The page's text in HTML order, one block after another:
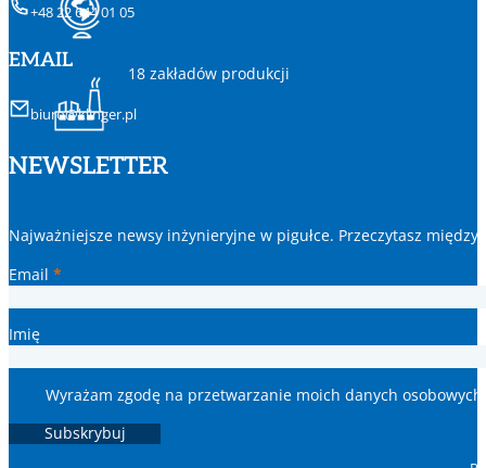
18 zakładów produkcji
+48 22 644 01 05
EMAIL
biuro@klinger.pl
NEWSLETTER
Najważniejsze newsy inżynieryjne w pigułce. Przeczytasz
Section
Email *
Imię
Wyrażam zgodę na przetwarzanie moich danych
Subskrybuj